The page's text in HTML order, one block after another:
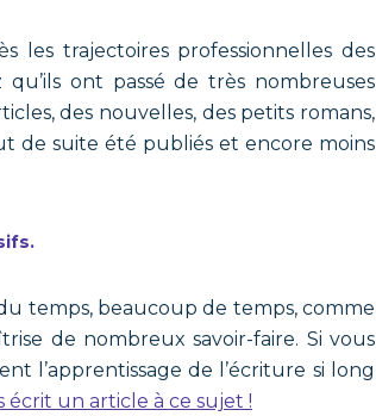
les trajectoires professionnelles des
ont passé de très nombreuses
des nouvelles, des petits romans,
de suite été publiés et encore moins
temps, beaucoup de temps, comme
de nombreux savoir-faire. Si vous
l’apprentissage de l’écriture si long
écrit un article à ce sujet !